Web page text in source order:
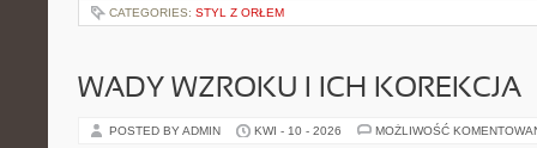
CATEGORIES: STYL Z ORŁEM
WADY WZROKU I ICH KOREKCJA
POSTED BY ADMIN KWI - 10 - 2026 MOŻLIWOŚĆ